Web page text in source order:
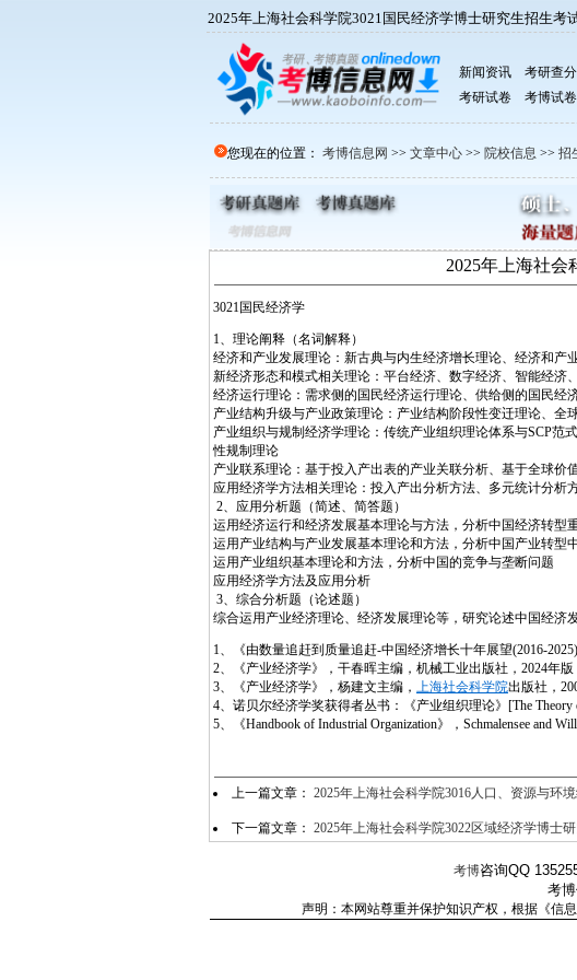
2025年上海社会科学院3021国民经济学博士研究生招生考
新闻资讯 考研查分
考研试卷
考博试卷
您现在的位置： 考博信息网 >> 文章中心 >> 院校信息 >> 招
2025年上海社会
3021国民经济学
1、理论阐释（名词解释）
经济和产业发展理论：新古典与内生经济增长理论、经济和
新经济形态和模式相关理论：平台经济、数字经济、智能经济
经济运行理论：需求侧的国民经济运行理论、供给侧的国民经
产业结构升级与产业政策理论：产业结构阶段性变迁理论、
产业组织与规制经济学理论：传统产业组织理论体系与SCP
性规制理论
产业联系理论：基于投入产出表的产业关联分析、基于全球价
应用经济学方法相关理论：投入产出分析方法、多元统计分析
2、应用分析题（简述、简答题）
运用经济运行和经济发展基本理论与方法，分析中国经济转型
运用产业结构与产业发展基本理论和方法，分析中国产业转型
运用产业组织基本理论和方法，分析中国的竞争与垄断问题
应用经济学方法及应用分析
3、综合分析题（论述题）
综合运用产业经济理论、经济发展理论等，研究论述中国经济
1、《由数量追赶到质量追赶-中国经济增长十年展望(2016-
2、《产业经济学》，干春晖主编，机械工业出版社，2024年版
3、《产业经济学》，杨建文主编， 上海社会科学院出版社，
4、诺贝尔经济学奖获得者丛书：《产业组织理论》[The Theory
5、《Handbook of Industrial Organization》，Schmalensee and
上一篇文章： 2025年上海社会科学院3016人口、资源与环
下一篇文章： 2025年上海社会科学院3022区域经济学博士
考博咨询QQ
考
声明：本网站尊重并保护知识产权，根据《信